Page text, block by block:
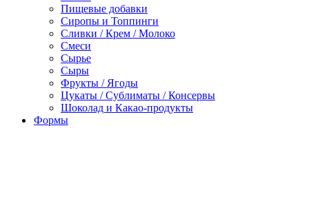
Пищевые добавки
Сиропы и Топпинги
Сливки / Крем / Молоко
Смеси
Сырье
Сыры
Фрукты / Ягоды
Цукаты / Сублиматы / Консервы
Шоколад и Какао-продукты
Формы